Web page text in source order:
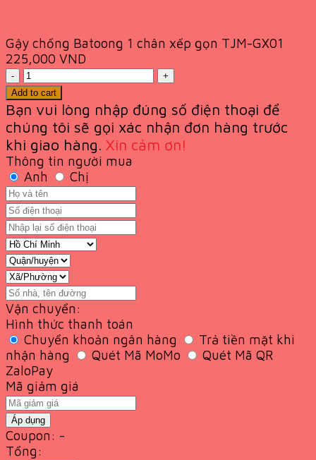
Gậy chống Batoong 1 chân xếp gọn TJM-GX01
225,000 VND
Quantity
Add to cart
Bạn vui lòng nhập đúng số điện thoại để
chúng tôi sẽ gọi xác nhận đơn hàng trước
khi giao hàng. Xin cảm ơn!
Thông tin người mua
Anh
Chị
Vận chuyển:
Hình thức thanh toán
Chuyển khoản ngân hàng
Trả tiền mặt khi
nhận hàng
Quét Mã MoMo
Quét Mã QR
ZaloPay
Mã giảm giá
Áp dụng
Coupon: -
Tổng: